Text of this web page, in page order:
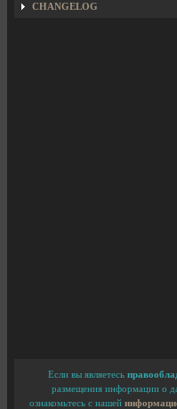
CHANGELOG
Если вы являетесь
размещения информации о
ознакомьтесь с нашей